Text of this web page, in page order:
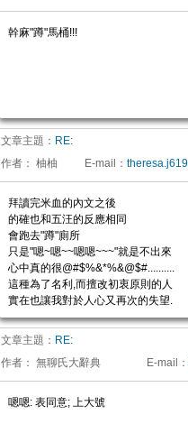
幹麻"蹲"馬桶!!!
文章主題： RE:
作者： 柚柚 E-mail ：
拜讀完米血的內文之後
的確也和五汪的反應相同
會跑去"蹲"廁所
只是"嗯~嗯~~嗯嗯~~~"就是不出來
心中真的很@#$%&*%&@$#..........
這種為了名利,而擅改初衷原則的人
實在也讓我對於人心又再次的失望.
文章主題： RE:
作者： 無聊氏大辭典 E-mail ：
嗯嗯: 表同意; 上大號